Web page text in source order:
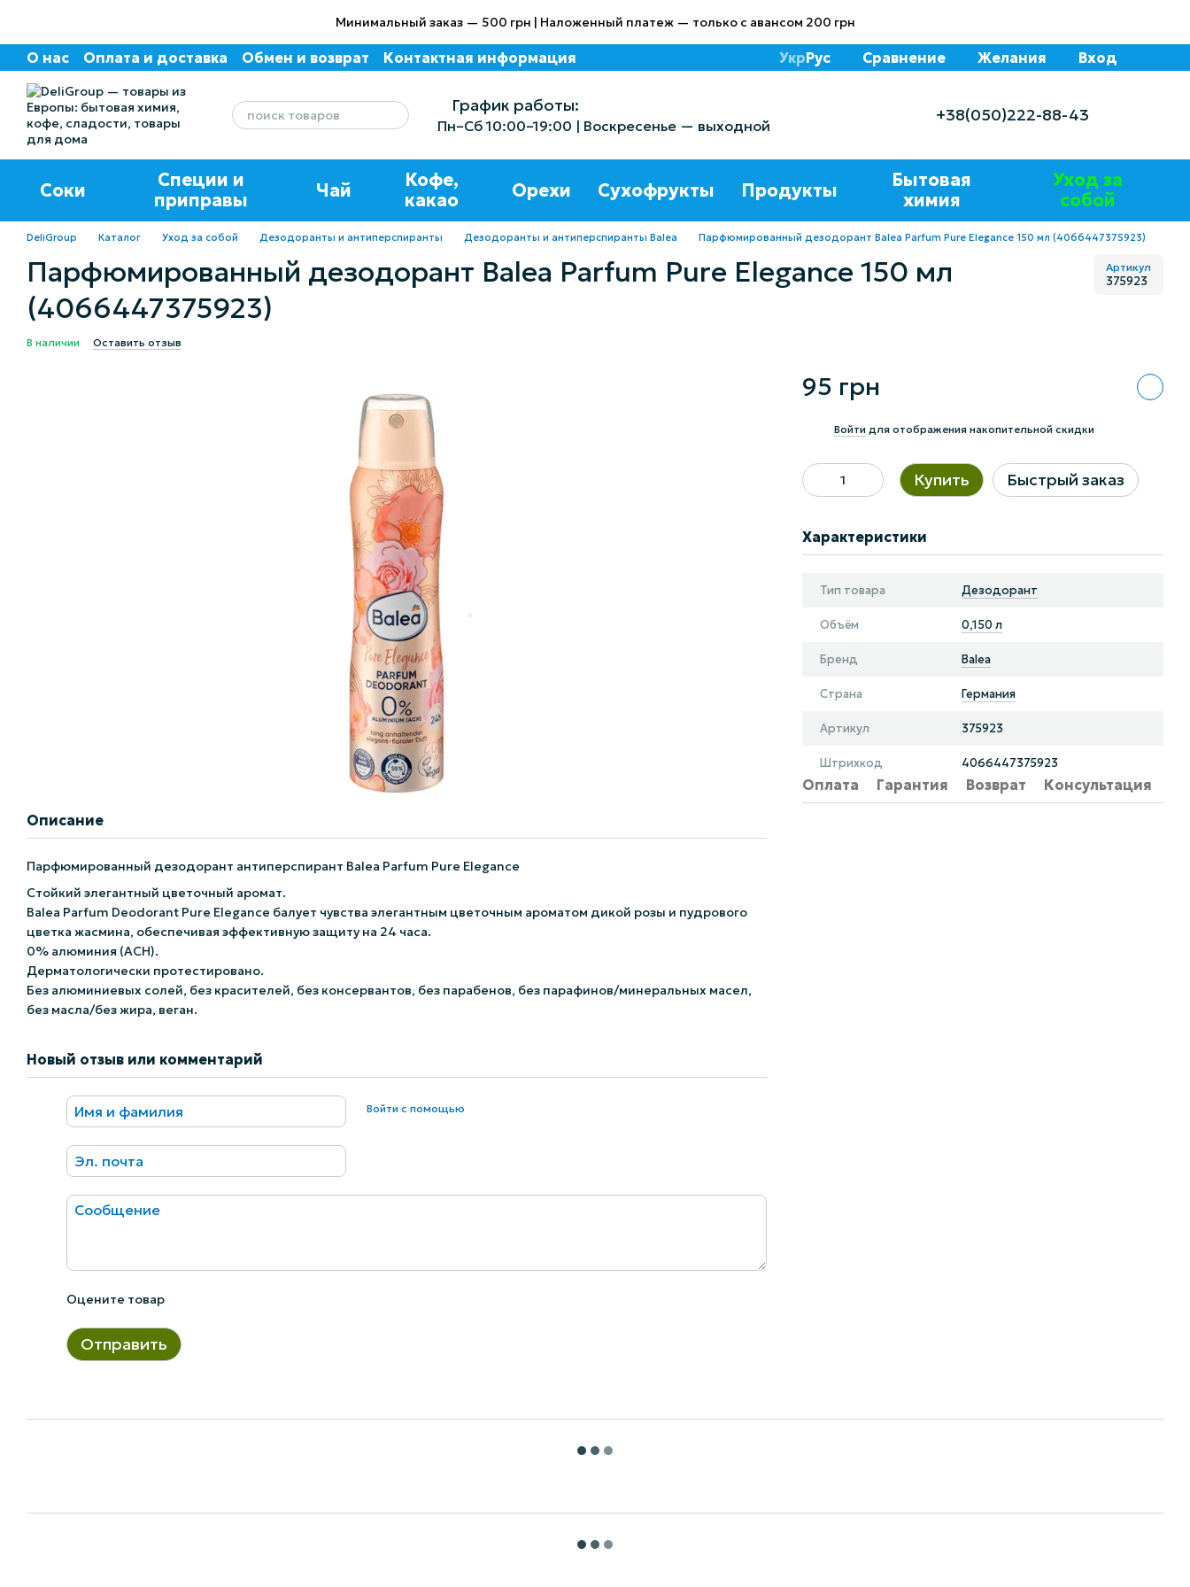
Минимальный заказ — 500 грн | Наложенный платеж — только с авансом 200 грн
О нас Оплата и доставка Обмен и возврат
Контактная информация
УкрРус Сравнение Желания Вход
График работы:
Пн–Сб 10:00–19:00 | Воскресенье — выходной
+38(050)222-88-43
Соки
Специи и
приправы
Чай
Кофе,
какао
Орехи Сухофрукты Продукты
Бытовая
химия
Уход за
собой
DeliGroup Каталог Уход за собой Дезодоранты и антиперспиранты Дезодоранты и антиперспиранты Balea Парфюмированный дезодорант Balea Parfum Pure Elegance 150 мл (4066447375923)
Парфюмированный дезодорант Balea Parfum Pure Elegance 150 мл
(4066447375923)
Артикул
375923
В наличии Оставить отзыв
Описание
Парфюмированный дезодорант антиперспирант Balea Parfum Pure Elegance
Стойкий элегантный цветочный аромат.
Balea Parfum Deodorant Pure Elegance балует чувства элегантным цветочным ароматом дикой розы и пудрового
цветка жасмина, обеспечивая эффективную защиту на 24 часа.
0% алюминия (ACH).
Дерматологически протестировано.
Без алюминиевых солей, без красителей, без консервантов, без парабенов, без парафинов/минеральных масел,
без масла/без жира, веган.
Новый отзыв или комментарий
Войти с помощью
Оцените товар
Отправить
95 грн
Войти для отображения накопительной скидки
Купить Быстрый заказ
Характеристики
Тип товара Дезодорант
Объём 0,150 л
Бренд Balea
Страна Германия
Артикул 375923
Штрихкод 4066447375923
Оплата Гарантия Возврат Консультация